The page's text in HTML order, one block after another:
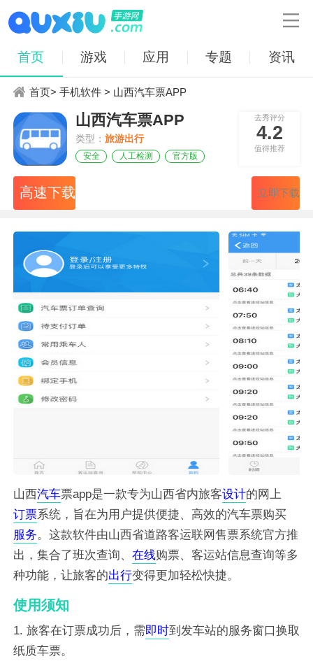

首页 游戏 应用 专题 资讯
首页>手机软件 > 山西汽车票APP
山西汽车票APP
类型：旅游出行
安全 人工检测 官方版
去秀评分
4.2
值得推荐
高速下载 立即下载
山西汽车票app是一款专为山西省内旅客设计的网上
订票系统，旨在为用户提供便捷、高效的汽车票购买
服务。这款软件由山西省道路客运联网售票系统官方推
出，集合了班次查询、 在线购票、客运站信息查询等多
种功能，让旅客的出行变得更加轻松快捷。
使用须知
1. 旅客在订票成功后，需即时到发车站的服务窗口换取
纸质车票。